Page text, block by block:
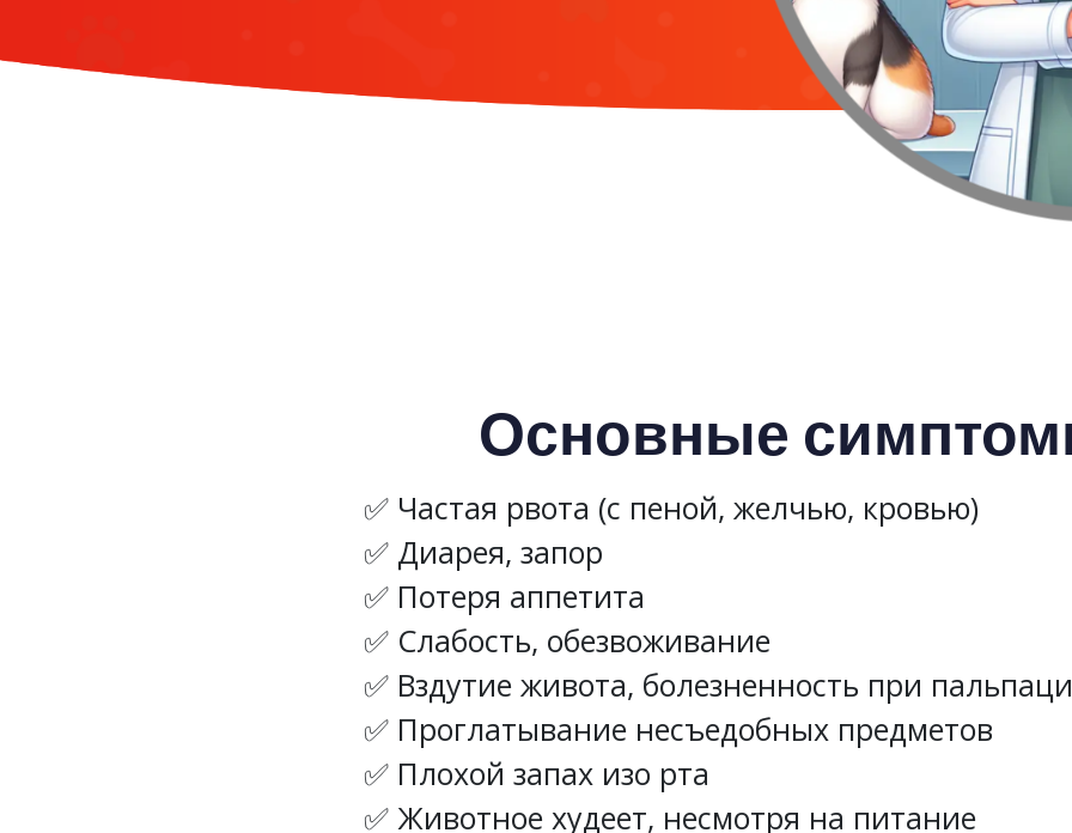
Основные
Частая рвота (с пеной, желчью, кровью)
Диарея, запор
Потеря аппетита
Слабость, обезвоживание
Вздутие живота, болезненность при
Проглатывание несъедобных предметов
Плохой запах изо рта
Животное худеет, несмотря на питание